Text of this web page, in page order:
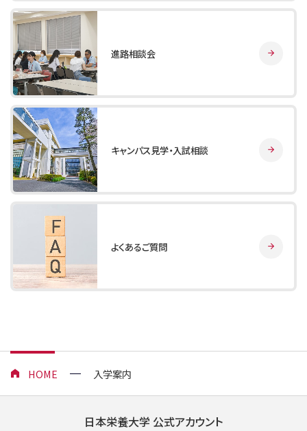
進路相談会
キャンパス見学・入試相談
よくあるご質問
HOME 入学案内
日本栄養大学 公式アカウント